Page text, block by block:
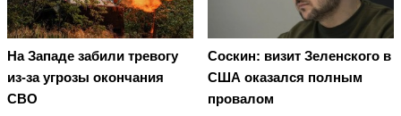
На Западе забили тревогу
из-за угрозы окончания
СВО
Соскин: визит Зеленского в
США оказался полным
провалом